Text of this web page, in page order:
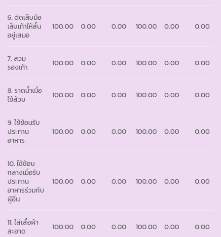
6. ตัดเล็บมือ
เล็บเท้าให้สั้น
อยู่เสมอ
100.00 0.00 0.00 100.00 0.00 0.00
7. สวม
รองเท้า
100.00 0.00 0.00 100.00 0.00 0.00
8. ราดน้ำเมื่อ
ใช้ส้วม
100.00 0.00 0.00 100.00 0.00 0.00
9. ใช้ช้อนรับ
ประทาน
อาหาร
100.00 0.00 0.00 100.00 0.00 0.00
10. ใช้ช้อน
กลางเมื่อรับ
ประทาน
อาหารร่วมกับ
ผู้อื่น
100.00 0.00 0.00 100.00 0.00 0.00
11. ใส่เสื้อผ้า
สะอาด
100.00 0.00 0.00 100.00 0.00 0.00